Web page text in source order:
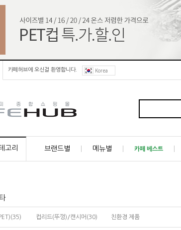
카페허브에 오신걸 환영합니다. Korea
고리 브랜드별 메뉴별 카페 베스트
컵리드(뚜껑)/캔시머(30) 친환경 제품